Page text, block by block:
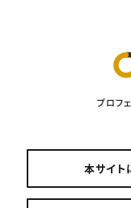
プロフ
本サイト